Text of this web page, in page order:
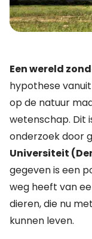
Een wereld
hypothese
op de natuur
wetenschap. Dit
onderzoek door
Universiteit
gegeven is een
weg heeft van
dieren, die nu
kunnen leven.